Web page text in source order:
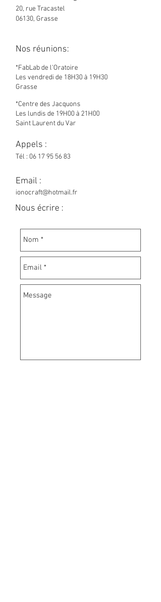
20, rue Tracastel
06130, Grasse
Nos réunions:
*FabLab de l'Oratoire
Les vendredi de 18H30 à 19H30
Grasse
*Centre des Jacquons
Les lundis de 19H00 à 21H00
Saint Laurent du Var
Appels :
Tél : 06 17 95 56 83
Email :
ionocraft@hotmail.fr
Nous écrire :